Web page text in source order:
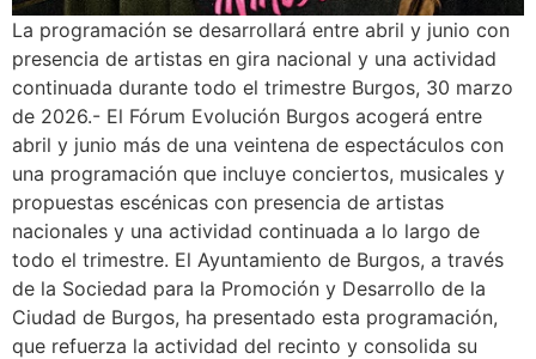
La programación se desarrollará entre abril y junio con
presencia de artistas en gira nacional y una actividad
continuada durante todo el trimestre Burgos, 30 marzo
de 2026.- El Fórum Evolución Burgos acogerá entre
abril y junio más de una veintena de espectáculos con
una programación que incluye conciertos, musicales y
propuestas escénicas con presencia de artistas
nacionales y una actividad continuada a lo largo de
todo el trimestre. El Ayuntamiento de Burgos, a través
de la Sociedad para la Promoción y Desarrollo de la
Ciudad de Burgos, ha presentado esta programación,
que refuerza la actividad del recinto y consolida su